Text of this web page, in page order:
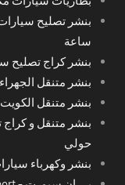
ساعة
بنشر كراج تصليح
بنشر متنقل
بنشر متنقل الكويت55336600
بنشر متنقل و كراج
حولي
بنشر وكهرباء